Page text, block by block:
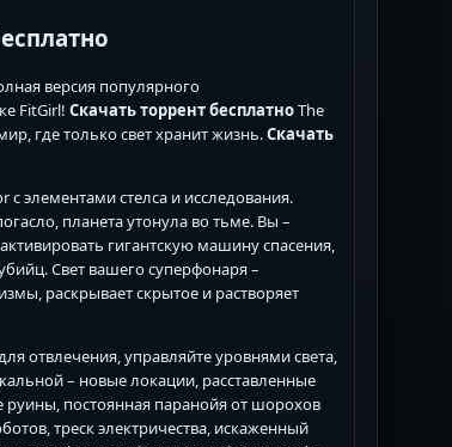
версия популярного
FitGirl! Скачать торрент бесплатноThe
где только свет хранит жизнь.Скачать
с элементами стелса и исследования.
планета утонула во тьме. Вы –
гигантскую машину спасения,
Свет вашего суперфонаря –
раскрывает скрытое и растворяет
отвлечения, управляйте уровнями света,
– новые локации, расставленные
постоянная паранойя от шорохов
треск электричества, искаженный